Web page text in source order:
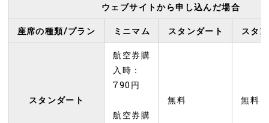
ウェブサイトから申し込んだ場合
座席の種類/プラン ミニマム スタンダート スタ
スタンダート
航空券購
入時：
790円
航空券購
無料 無料